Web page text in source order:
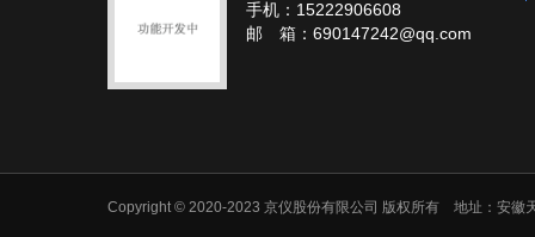
手机：15222906608
邮 箱：690147242@qq.com
Copyright © 2020-2023 京仪股份有限公司 版权所有 地址：安